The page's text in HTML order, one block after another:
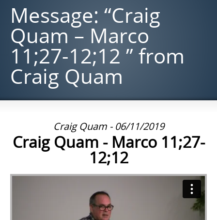
Message: “Craig
Quam – Marco
11;27-12;12 ” from
Craig Quam
Craig Quam - 06/11/2019
Craig Quam - Marco 11;27-
12;12